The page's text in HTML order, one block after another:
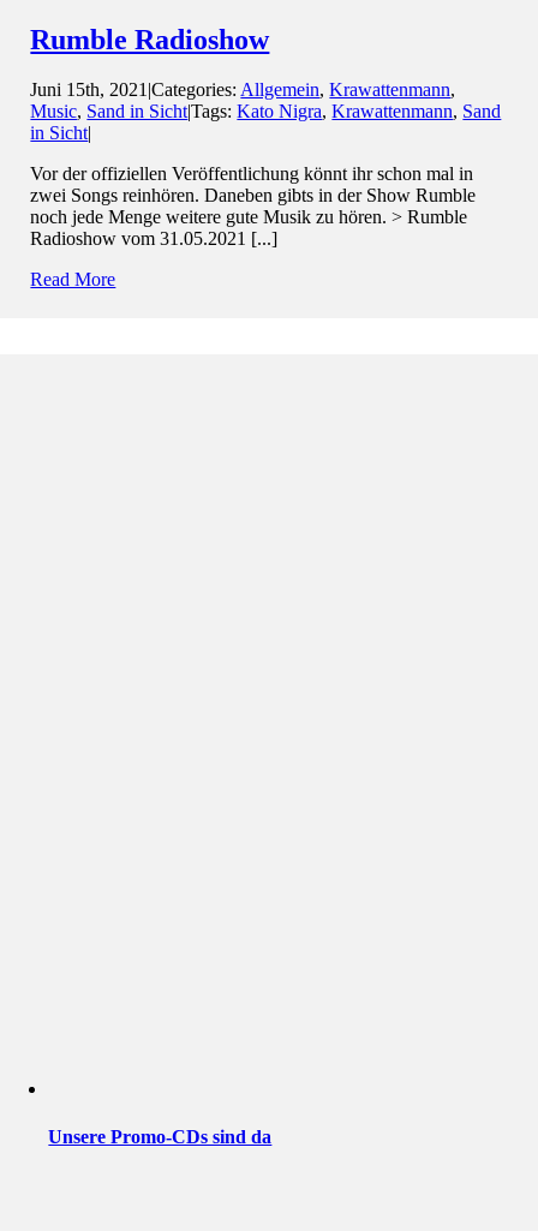
Rumble Radioshow
Juni 15th, 2021|Categories:Allgemein,Krawattenmann,
Music, Sand in Sicht|Tags:Kato Nigra,Krawattenmann, Sand
in Sicht|
Vor der offiziellen Veröffentlichung könnt ihr schon mal in
zwei Songs reinhören. Daneben gibts in der Show Rumble
noch jede Menge weitere gute Musik zu hören. > Rumble
Radioshow vom 31.05.2021 [...]
Read More
Unsere Promo-CDs sind da